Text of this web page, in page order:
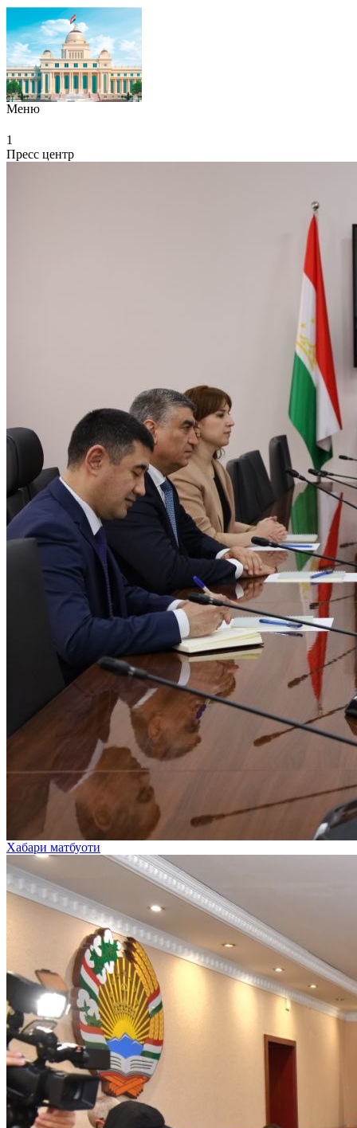
Меню
1
Пресс центр
Хабари матбуоти